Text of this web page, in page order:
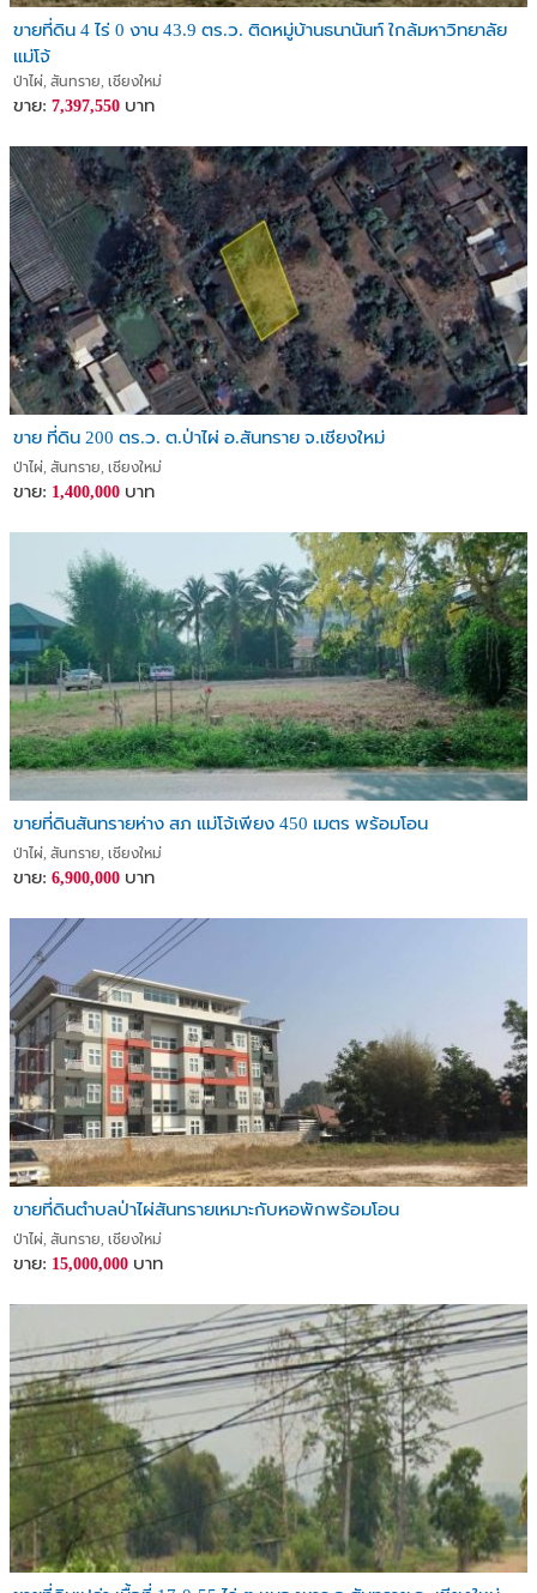
ขายที่ดิน 4 ไร่ 0 งาน 43.9 ตร.ว. ติดหมู่บ้านธนานันท์ ใกล้มหาวิทยาลัย
แม่โจ้
ป่าไผ่, สันทราย, เชียงใหม่
ขาย: 7,397,550 บาท
ขาย ที่ดิน 200 ตร.ว. ต.ป่าไผ่ อ.สันทราย จ.เชียงใหม่
ป่าไผ่, สันทราย, เชียงใหม่
ขาย: 1,400,000 บาท
ขายที่ดินสันทรายห่าง สภ แม่โจ้เพียง 450 เมตร พร้อมโอน
ป่าไผ่, สันทราย, เชียงใหม่
ขาย: 6,900,000 บาท
ขายที่ดินตำบลป่าไผ่สันทรายเหมาะกับหอพักพร้อมโอน
ป่าไผ่, สันทราย, เชียงใหม่
ขาย: 15,000,000 บาท